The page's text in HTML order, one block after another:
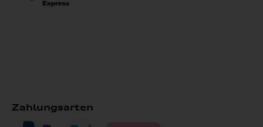
Zahlungsarten